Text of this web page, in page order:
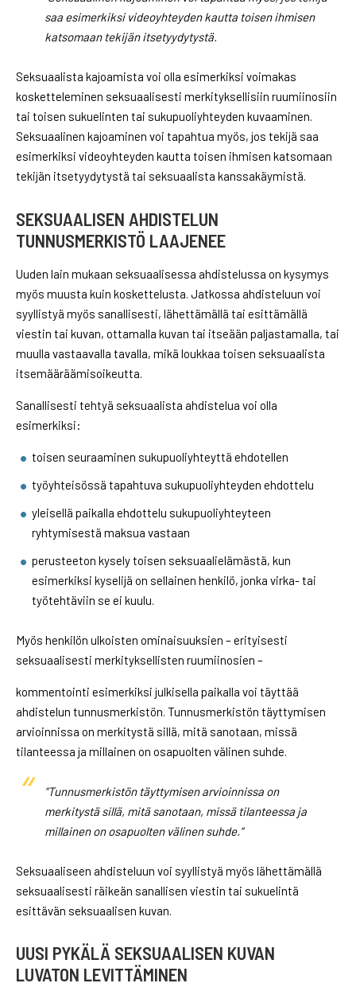
saa esimerkiksi videoyhteyden kautta toisen ihmisen
katsomaan tekijän itsetyydytystä.
Seksuaalista kajoamista voi olla esimerkiksi voimakas
kosketteleminen seksuaalisesti merkityksellisiin ruumiinosiin
tai toisen sukuelinten tai sukupuoliyhteyden kuvaaminen.
Seksuaalinen kajoaminen voi tapahtua myös, jos tekijä saa
esimerkiksi videoyhteyden kautta toisen ihmisen katsomaan
tekijän itsetyydytystä tai seksuaalista kanssakäymistä.
SEKSUAALISEN AHDISTELUN
TUNNUSMERKISTÖ LAAJENEE
Uuden lain mukaan seksuaalisessa ahdistelussa on kysymys
myös muusta kuin koskettelusta. Jatkossa ahdisteluun voi
syyllistyä myös sanallisesti, lähettämällä tai esittämällä
viestin tai kuvan, ottamalla kuvan tai itseään paljastamalla, tai
muulla vastaavalla tavalla, mikä loukkaa toisen seksuaalista
itsemääräämisoikeutta.
Sanallisesti tehtyä seksuaalista ahdistelua voi olla
esimerkiksi:
toisen seuraaminen sukupuoliyhteyttä ehdotellen
työyhteisössä tapahtuva sukupuoliyhteyden ehdottelu
yleisellä paikalla ehdottelu sukupuoliyhteyteen
ryhtymisestä maksua vastaan
perusteeton kysely toisen seksuaalielämästä, kun
esimerkiksi kyselijä on sellainen henkilö, jonka virka- tai
työtehtäviin se ei kuulu.
Myös henkilön ulkoisten ominaisuuksien – erityisesti
seksuaalisesti merkityksellisten ruumiinosien –
kommentointi esimerkiksi julkisella paikalla voi täyttää
ahdistelun tunnusmerkistön. Tunnusmerkistön täyttymisen
arvioinnissa on merkitystä sillä, mitä sanotaan, missä
tilanteessa ja millainen on osapuolten välinen suhde.
”Tunnusmerkistön täyttymisen arvioinnissa on
merkitystä sillä, mitä sanotaan, missä tilanteessa ja
millainen on osapuolten välinen suhde.”
Seksuaaliseen ahdisteluun voi syyllistyä myös lähettämällä
seksuaalisesti räikeän sanallisen viestin tai sukuelintä
esittävän seksuaalisen kuvan.
UUSI PYKÄLÄ SEKSUAALISEN KUVAN
LUVATON LEVITTÄMINEN